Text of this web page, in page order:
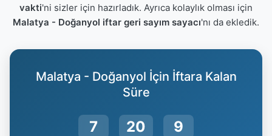
vakti'ni sizler için hazırladık. Ayrıca kolaylık olması için
Malatya - Doğanyol iftar geri sayım sayacı'nı da ekledik.
Malatya - Doğanyol İçin İftara Kalan
Süre
7 20 8